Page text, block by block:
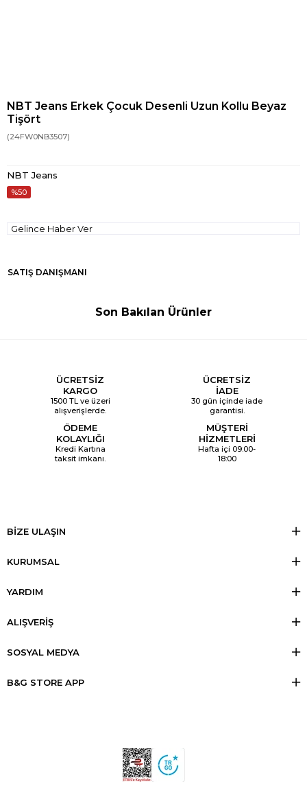
NBT Jeans Erkek Çocuk Desenli Uzun Kollu Beyaz
Tişört
(24FW0NB3507)
NBT Jeans
50
Gelince Haber Ver
SATIŞ DANIŞMANI
Son Bakılan Ürünler
ÜCRETSİZ
KARGO
1500 TL ve üzeri
alışverişlerde.
ÜCRETSİZ
İADE
30 gün içinde iade
garantisi.
ÖDEME
KOLAYLIĞI
Kredi Kartına
taksit imkanı.
MÜŞTERİ
HİZMETLERİ
Hafta içi 09:00-
18:00
BİZE ULAŞIN
KURUMSAL
YARDIM
ALIŞVERİŞ
SOSYAL MEDYA
B&G STORE APP